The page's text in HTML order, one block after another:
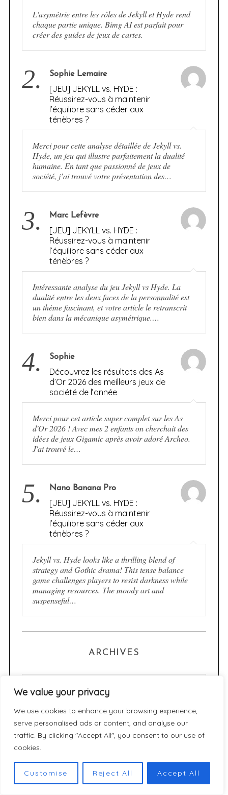
We value your privacy
We use cookies to enhance your browsing experience,
serve personalised ads or content, and analyse our
traffic. By clicking "Accept All", you consent to our use of
cookies.
Customise Reject All Accept All
L'asymétrie entre les rôles de Jekyll et Hyde rend
chaque partie unique. Bimg AI est parfait pour
créer des guides de jeux de cartes.
2. Sophie Lemaire
[JEU] JEKYLL vs. HYDE :
Réussirez-vous à maintenir
l’équilibre sans céder aux
ténèbres ?
Merci pour cette analyse détaillée de Jekyll vs.
Hyde, un jeu qui illustre parfaitement la dualité
humaine. En tant que passionné de jeux de
société, j’ai trouvé votre présentation des…
3. Marc Lefèvre
[JEU] JEKYLL vs. HYDE :
Réussirez-vous à maintenir
l’équilibre sans céder aux
ténèbres ?
Intéressante analyse du jeu Jekyll vs Hyde. La
dualité entre les deux faces de la personnalité est
un thème fascinant, et votre article le retranscrit
bien dans la mécanique asymétrique.…
4. Sophie
Découvrez les résultats des As
d’Or 2026 des meilleurs jeux de
société de l’année
Merci pour cet article super complet sur les As
d'Or 2026 ! Avec mes 2 enfants on cherchait des
idées de jeux Gigamic après avoir adoré Archeo.
J'ai trouvé le…
5. Nano Banana Pro
[JEU] JEKYLL vs. HYDE :
Réussirez-vous à maintenir
l’équilibre sans céder aux
ténèbres ?
Jekyll vs. Hyde looks like a thrilling blend of
strategy and Gothic drama! This tense balance
game challenges players to resist darkness while
managing resources. The moody art and
suspenseful…
ARCHIVES
r
c
h
i
v
e
s
a
t